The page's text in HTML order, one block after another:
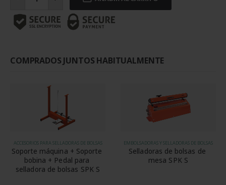
trabajo
para
selladoras
SPK
COMPRADOS JUNTOS HABITUALMENTE
ACCESORIOS PARA SELLADORAS DE BOLSAS
Soporte máquina + Soporte
bobina + Pedal para
selladora de bolsas SPK S
EMBOLSADORAS Y SELLADORAS DE BOLSAS
Selladoras de bolsas de
mesa SPK S